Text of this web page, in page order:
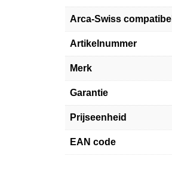
Arca-Swiss compatibel
Artikelnummer
Merk
Garantie
Prijseenheid
EAN code